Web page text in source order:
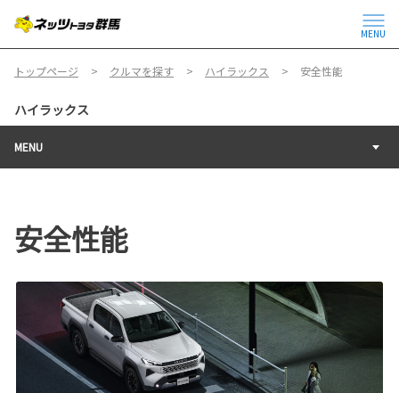
MENU
トップページ クルマを探す ハイラックス 安全性能
ハイラックス
MENU
安全性能